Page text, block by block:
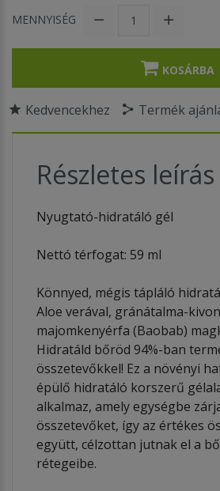
MENNYISÉG
KOSÁRBA
Kedvencekhez Termék
Részletes leírás
Nyugtató-hidratáló gél
Nettó térfogat: 59 ml
Könnyed, mégis tápláló
Aloe verával, gránátalma-
majomkenyérfa (Baobab)
Hidratáld bőröd 94%-ban
összetevőkkel! Ez a növényi
épülő hidratáló korszerű
alkalmaz, amely egységbe
összetevőket, így az értékes
együtt, célzottan jutnak el a
rétegeibe.